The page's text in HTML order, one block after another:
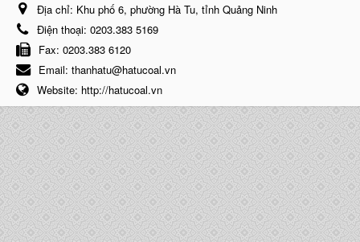
Địa chỉ: Khu phố 6, phường Hà Tu, tỉnh Quảng Ninh
Điện thoại: 0203.383 5169
Fax: 0203.383 6120
Email: thanhatu@hatucoal.vn
Website: http://hatucoal.vn